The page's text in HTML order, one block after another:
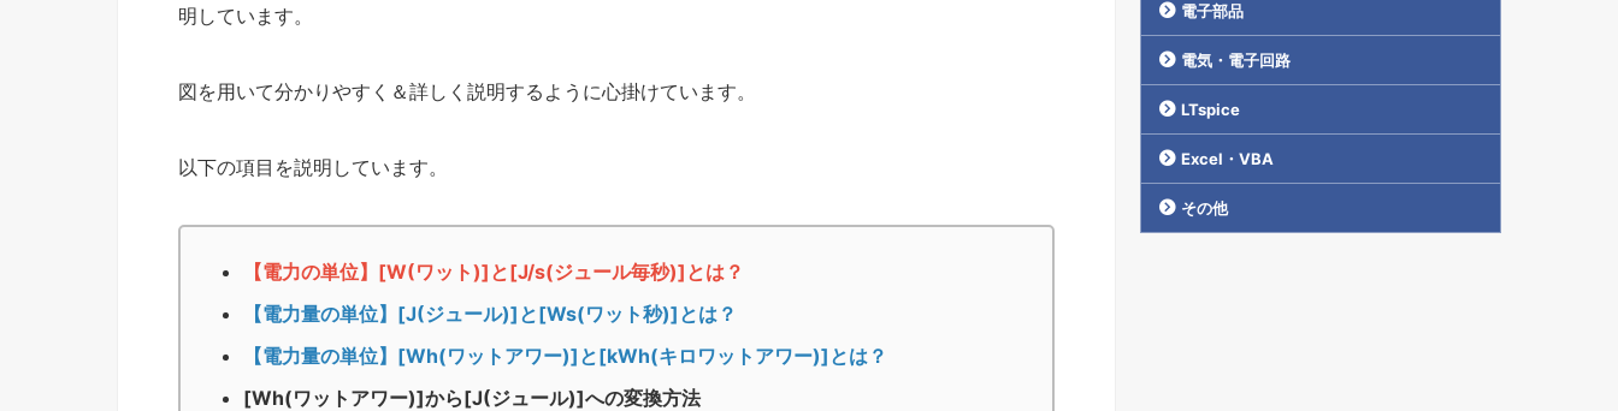
明しています。
図を用いて分かりやすく＆詳しく説明するように心掛けています。
以下の項目を説明しています。
【電力の単位】[W(ワット)]と[J/s(ジュール毎秒)]とは？
【電力量の単位】[J(ジュール)]と[Ws(ワット秒)]とは？
【電力量の単位】[Wh(ワットアワー)]と[kWh(キロワットアワー)]とは？
[Wh(ワットアワー)]から[J(ジュール)]への変換方法
電子部品
電気・電子回路
LTspice
Excel・VBA
その他